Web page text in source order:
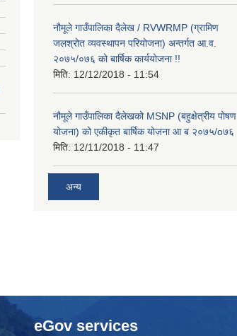
नौमूले गाउँपालिका दैलेख / RVWRMP (ग्रामिण
जलश्रोत व्यवस्थापन परियोजना) अन्तर्गत आ.व.
२०७५/०७६ को बार्षिक कार्ययोजना !!
मिति: 12/12/2018 - 11:54
नौमूले गाउँपालिका दैलेखको MSNP (बहुक्षेत्रीय पोषण
योजना) को एकीकृत बार्षिक योजना आ ब २०७५/o७६
मिति: 12/11/2018 - 11:47
अन्य
eGov services